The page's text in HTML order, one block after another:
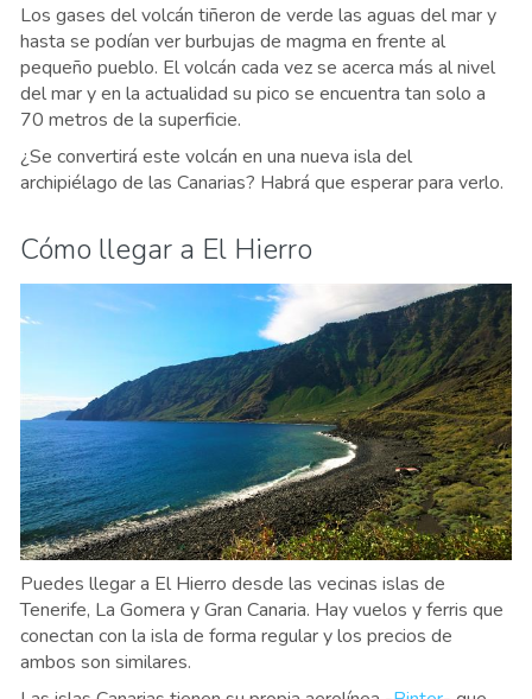
Los gases del volcán tiñeron de verde las aguas del mar y
hasta se podían ver burbujas de magma en frente al
pequeño pueblo. El volcán cada vez se acerca más al nivel
del mar y en la actualidad su pico se encuentra tan solo a
70 metros de la superficie.
¿Se convertirá este volcán en una nueva isla del
archipiélago de las Canarias? Habrá que esperar para verlo.
Cómo llegar a El Hierro
Puedes llegar a El Hierro desde las vecinas islas de
Tenerife, La Gomera y Gran Canaria. Hay vuelos y ferris que
conectan con la isla de forma regular y los precios de
ambos son similares.